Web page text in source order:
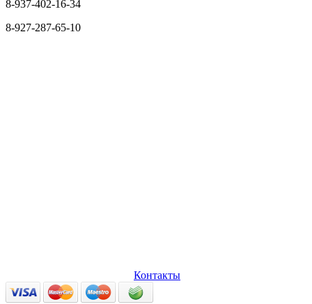
8-937-402-16-34
8-927-287-65-10
Контакты